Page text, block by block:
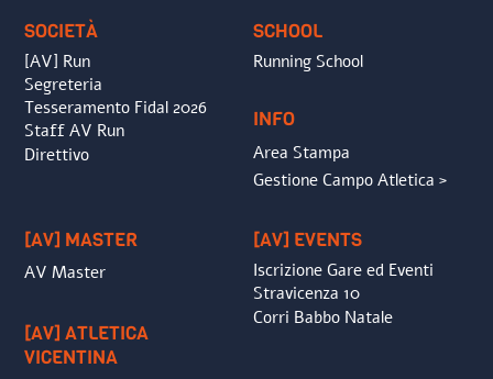
SOCIETÀ
[AV] Run
Segreteria
Tesseramento Fidal 2026
Staff AV Run
Direttivo
SCHOOL
Running School
INFO
Area Stampa
Gestione Campo Atletica >
[AV] MASTER
AV Master
[AV] ATLETICA
VICENTINA
[AV] EVENTS
Iscrizione Gare ed Eventi
Stravicenza 10
Corri Babbo Natale